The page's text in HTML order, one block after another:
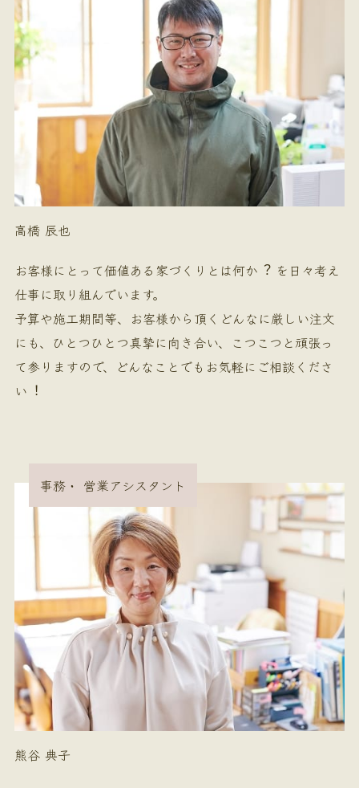
高橋 辰也
お客様にとって価値ある家づくりとは何か︖ を日々考え
仕事に取り組んでいます。
予算や施工期間等、お客様から頂くどんなに厳しい注文
にも、ひとつひとつ真摯に向き合い、こつこつと頑張っ
て参りますので、どんなことでもお気軽にご相談くださ
い︕
事務・ 営業アシスタント
熊谷 典子